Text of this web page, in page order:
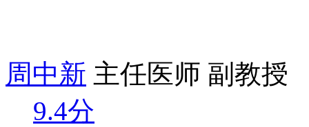
周中新 主任医师 副教授
9.4分